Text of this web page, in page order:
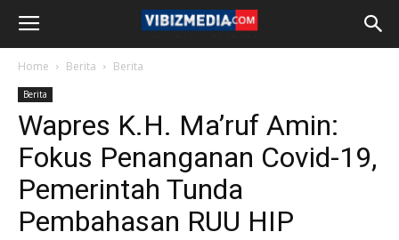
Home Berita Berita
Berita
Wapres K.H. Ma’ruf Amin:
Fokus Penanganan Covid-19,
Pemerintah Tunda
Pembahasan RUU HIP